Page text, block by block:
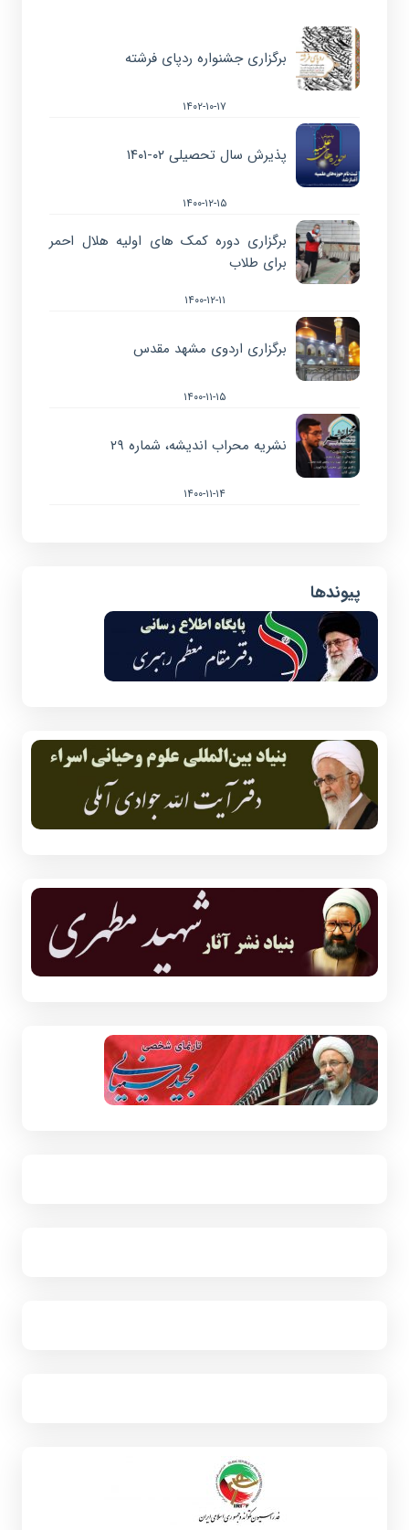
برگزاری جشنواره ردپای فرشته
۱۴۰۲-۱۰-۱۷
پذیرش سال تحصیلی ۰۲-۱۴۰۱
۱۴۰۰-۱۲-۱۵
برگزاری دوره کمک های اولیه هلال احمر
برای طلاب
۱۴۰۰-۱۲-۱۱
برگزاری اردوی مشهد مقدس
۱۴۰۰-۱۱-۱۵
نشریه محراب اندیشه، شماره ۲۹
۱۴۰۰-۱۱-۱۴
پیوندها